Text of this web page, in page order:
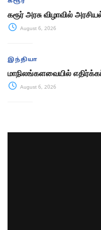
கரூர் அரசு விழாவில்
August 6, 2026
இந்தியா
மாநிலங்களவையில்
August 6, 2026